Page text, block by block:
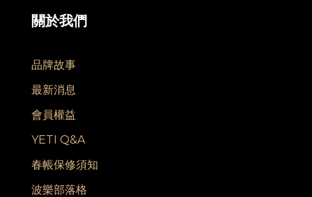
關於我們
品牌故事
最新消息
會員權益
YETI Q&A
春帳保修須知
波樂部落格